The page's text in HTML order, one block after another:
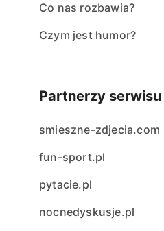
Co nas rozbawia?
Czym jest humor?
Partnerzy serwisu
smieszne-zdjecia.com
fun-sport.pl
pytacie.pl
nocnedyskusje.pl